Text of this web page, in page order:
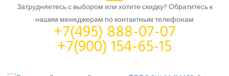
Затрудняетесь с выбором или хотите скидку? Обратитесь к
нашим менеджерам по контактным телефонам
+7(495) 888-07-07
+7(900) 154-65-15